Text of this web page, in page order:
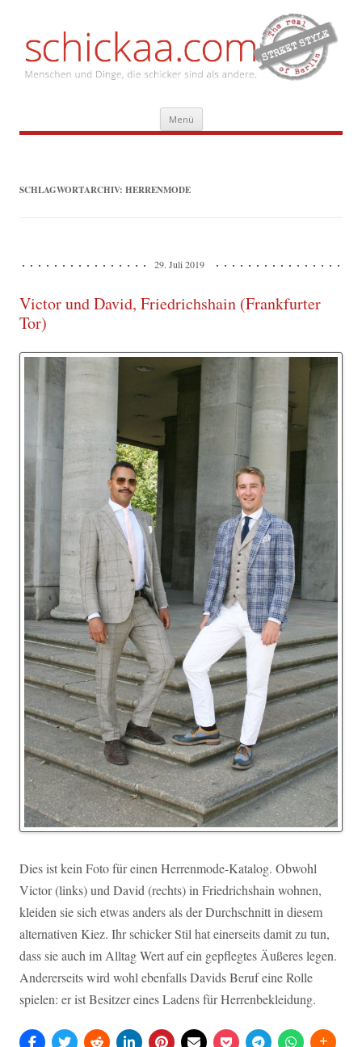
Menü Zum
Inhalt
springen
SCHLAGWORTARCHIV: HERRENMODE
29. Juli 2019
Victor und David, Friedrichshain (Frankfurter
Tor)
Dies ist kein Foto für einen Herrenmode-Katalog. Obwohl
Victor (links) und David (rechts) in Friedrichshain wohnen,
kleiden sie sich etwas anders als der Durchschnitt in diesem
alternativen Kiez. Ihr schicker Stil hat einerseits damit zu tun,
dass sie auch im Alltag Wert auf ein gepflegtes Äußeres legen.
Andererseits wird wohl ebenfalls Davids Beruf eine Rolle
spielen: er ist Besitzer eines Ladens für Herrenbekleidung.